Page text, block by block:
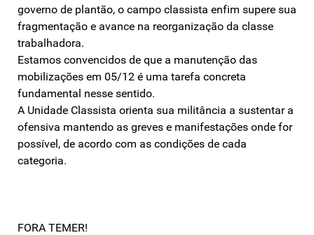
governo de plantão, o campo classista enfim supere sua
fragmentação e avance na reorganização da classe
trabalhadora.
Estamos convencidos de que a manutenção das
mobilizações em 05/12 é uma tarefa concreta
fundamental nesse sentido.
A Unidade Classista orienta sua militância a sustentar a
ofensiva mantendo as greves e manifestações onde for
possível, de acordo com as condições de cada
categoria.
FORA TEMER!